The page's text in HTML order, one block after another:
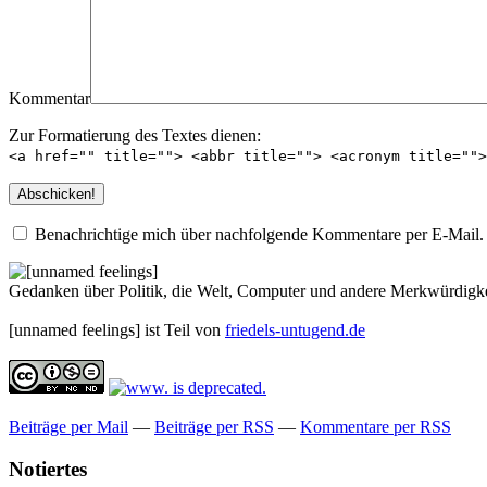
Kommentar
Zur Formatierung des Textes dienen:
<a href="" title=""> <abbr title=""> <acronym title="">
Benachrichtige mich über nachfolgende Kommentare per E-Mail.
Gedanken über Politik, die Welt, Computer und andere
[unnamed feelings] ist Teil von friedels-untugend.de
Beiträge per Mail — Beiträge per RSS — Kommentare per RSS
Notiertes